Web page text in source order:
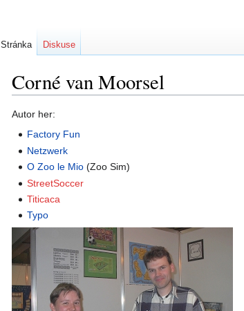
Corné van Moorsel
Skočit
Skočit
Autor her:
Factory Fun
Netzwerk
O Zoo le Mio (Zoo Sim)
StreetSoccer
Titicaca
Typo
Stránka Diskuse